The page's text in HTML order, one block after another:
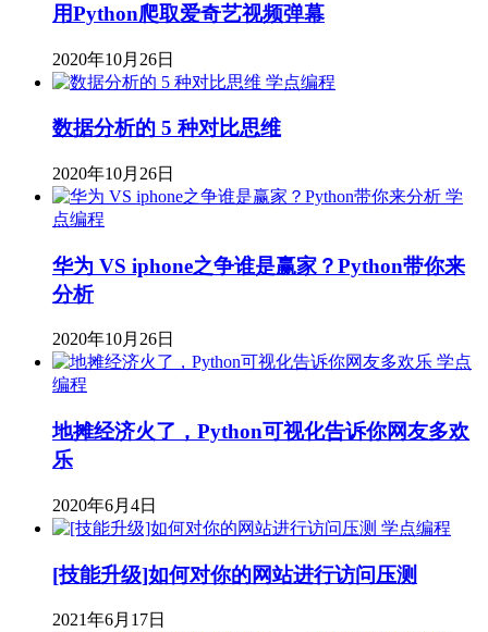
用Python爬取爱奇艺视频弹幕
2020年10月26日
学点编程
数据分析的 5 种对比思维
2020年10月26日
学
点编程
华为 VS iphone之争谁是赢家？Python带你来
分析
2020年10月26日
学点
编程
地摊经济火了，Python可视化告诉你网友多欢
乐
2020年6月4日
学点编程
[技能升级]如何对你的网站进行访问压测
2021年6月17日